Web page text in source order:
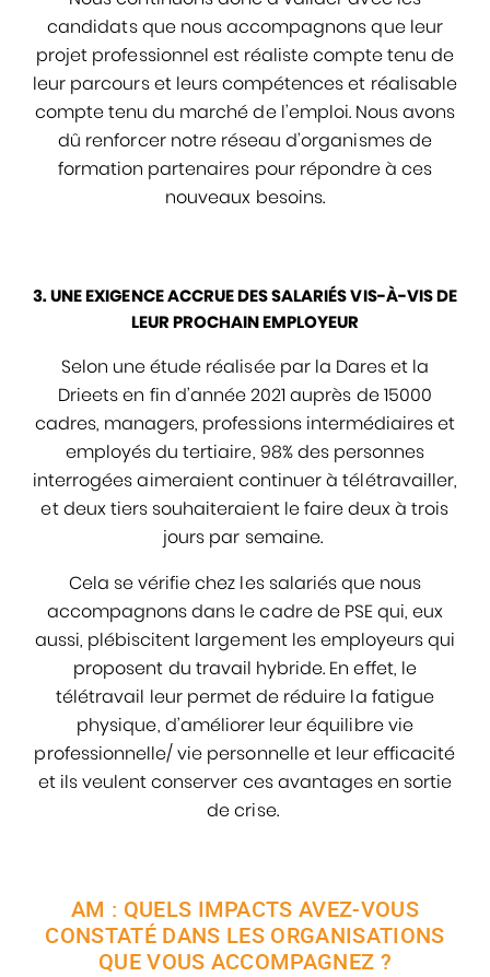
candidats que nous accompagnons que leur
projet professionnel est réaliste compte tenu de
leur parcours et leurs compétences et réalisable
compte tenu du marché de l’emploi. Nous avons
dû renforcer notre réseau d’organismes de
formation partenaires pour répondre à ces
nouveaux besoins.
3. UNE EXIGENCE ACCRUE DES SALARIÉS VIS-À-VIS DE
LEUR PROCHAIN EMPLOYEUR
Selon une étude réalisée par la Dares et la
Drieets en fin d’année 2021 auprès de 15000
cadres, managers, professions intermédiaires et
employés du tertiaire, 98% des personnes
interrogées aimeraient continuer à télétravailler,
et deux tiers souhaiteraient le faire deux à trois
jours par semaine.
Cela se vérifie chez les salariés que nous
accompagnons dans le cadre de PSE qui, eux
aussi, plébiscitent largement les employeurs qui
proposent du travail hybride. En effet, le
télétravail leur permet de réduire la fatigue
physique, d’améliorer leur équilibre vie
professionnelle/ vie personnelle et leur efficacité
et ils veulent conserver ces avantages en sortie
de crise.
AM : QUELS IMPACTS AVEZ-VOUS
CONSTATÉ DANS LES ORGANISATIONS
QUE VOUS ACCOMPAGNEZ ?